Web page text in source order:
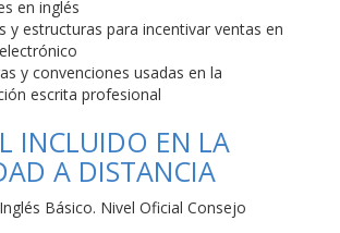
en inglés
y estructuras para incentivar ventas en
y convenciones usadas en la
escrita profesional
INCLUIDO EN LA
A DISTANCIA
Básico. Nivel Oficial Consejo